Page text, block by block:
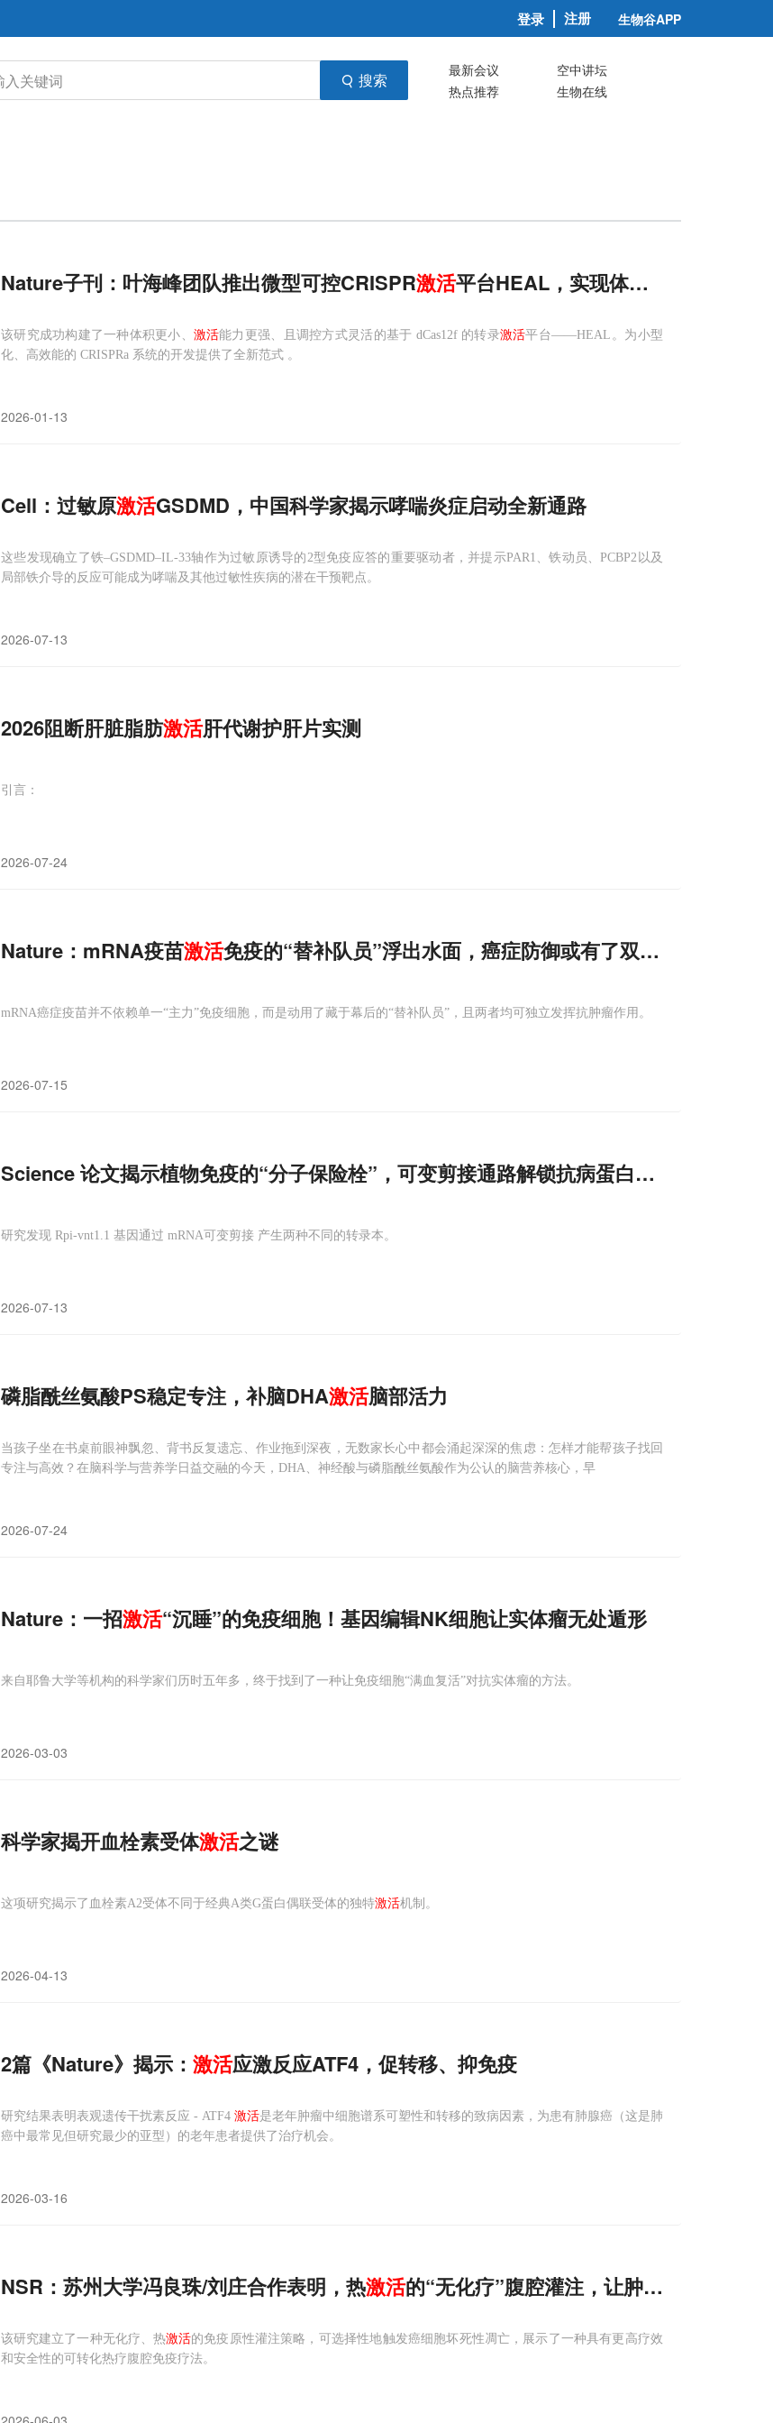
登录 注册 生物谷APP
搜索 最新会议
空中讲坛
热点推荐
生物在线
Nature子刊：叶海峰团队推出微型可控CRISPR激活平台HEAL，实现体内强力可控基因
该研究成功构建了一种体积更小、 激活能力更强、且调控方式灵活的基于 dCas12f 的转录激活平台——HEAL。为小型
化、高效能的 CRISPRa 系统的开发提供了全新范式 。
2026-01-13
Cell：过敏原激活GSDMD，中国科学家揭示哮喘炎症启动全新通路
这些发现确立了铁–GSDMD–IL-33轴作为过敏原诱导的2型免疫应答的重要驱动者，并提示PAR1、铁动员、PCBP2以及
局部铁介导的反应可能成为哮喘及其他过敏性疾病的潜在干预靶点。
2026-07-13
2026阻断肝脏脂肪激活肝代谢护肝片实测
引言：
2026-07-24
Nature：mRNA疫苗激活免疫的“替补队员”浮出水面，癌症防御或有了双保险！
mRNA癌症疫苗并不依赖单一“主力”免疫细胞，而是动用了藏于幕后的“替补队员”，且两者均可独立发挥抗肿瘤作用。
2026-07-15
Science 论文揭示植物免疫的“分子保险栓”，可变剪接通路解锁抗病蛋白，精准
研究发现 Rpi-vnt1.1 基因通过 mRNA可变剪接 产生两种不同的转录本。
2026-07-13
磷脂酰丝氨酸PS稳定专注，补脑DHA激活脑部活力
当孩子坐在书桌前眼神飘忽、背书反复遗忘、作业拖到深夜，无数家长心中都会涌起深深的焦虑：怎样才能帮孩子找回
专注与高效？在脑科学与营养学日益交融的今天，DHA、神经酸与磷脂酰丝氨酸作为公认的脑营养核心，早
2026-07-24
Nature：一招激活“沉睡”的免疫细胞！基因编辑NK细胞让实体瘤无处遁形
来自耶鲁大学等机构的科学家们历时五年多，终于找到了一种让免疫细胞“满血复活”对抗实体瘤的方法。
2026-03-03
科学家揭开血栓素受体激活之谜
这项研究揭示了血栓素A2受体不同于经典A类G蛋白偶联受体的独特激活机制。
2026-04-13
2篇《Nature》揭示： 激活应激反应ATF4，促转移、抑免疫
研究结果表明表观遗传干扰素反应 - ATF4 激活是老年肿瘤中细胞谱系可塑性和转移的致病因素，为患有肺腺癌（这是肺
癌中最常见但研究最少的亚型）的老年患者提供了治疗机会。
2026-03-16
NSR：苏州大学冯良珠/刘庄合作表明，热激活的“无化疗”腹腔灌注，让肿瘤坏死、免疫
该研究建立了一种无化疗、热激活的免疫原性灌注策略，可选择性地触发癌细胞坏死性凋亡，展示了一种具有更高疗效
和安全性的可转化热疗腹腔免疫疗法。